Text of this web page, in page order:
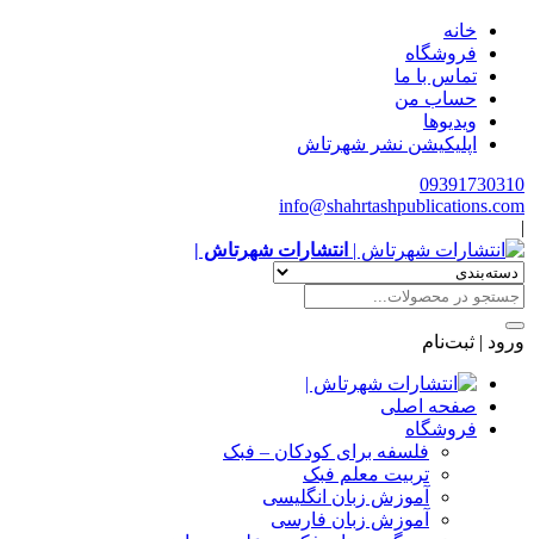
خانه
فروشگاه
تماس با ما
حساب من
ویدیوها
اپلیکیشن نشر شهرتاش
09391730310
info@shahrtashpublications.com
|
انتشارات شهرتاش |
ورود | ثبت‌نام
صفحه اصلی
فروشگاه
فلسفه برای کودکان – فبک
تربیت معلم فبک
آموزش زبان انگلیسی
آموزش زبان فارسی